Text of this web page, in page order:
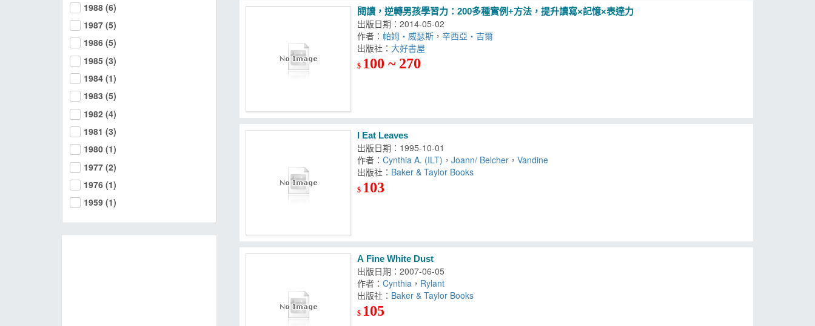
閱讀，逆轉男孩學習力：200多種實例+方法，提升讀寫×記憶×表達力
出版日期：2014-05-02
作者： 帕姆‧威瑟斯 ，辛西亞‧吉爾
出版社：大好書屋
$ 100 ~ 270
I Eat Leaves
出版日期：1995-10-01
作者：Cynthia A. (ILT) ，Joann/ Belcher ，Vandine
出版社： Baker & Taylor Books
$ 103
A Fine White Dust
出版日期：2007-06-05
作者：Cynthia ， Rylant
出版社： Baker & Taylor Books
$ 105
1988 (6)
1987 (5)
1986 (5)
1985 (3)
1984 (1)
1983 (5)
1982 (4)
1981 (3)
1980 (1)
1977 (2)
1976 (1)
1959 (1)